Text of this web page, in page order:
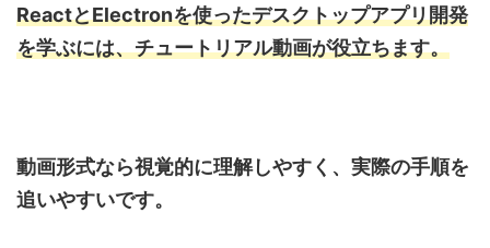
ReactとElectronを使ったデスクトップアプリ開発
を学ぶには、チュートリアル動画が役立ちます。
動画形式なら視覚的に理解しやすく、実際の手順を
追いやすいです。